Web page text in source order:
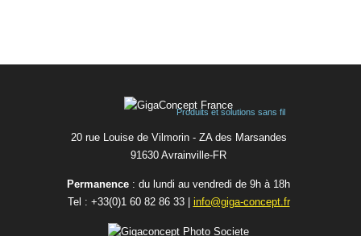
Produits et solutions sans fil
20 rue Louise de Vilmorin - ZA des Marsandes
91630 Avrainvilleㅤ-ㅤFR
Permanence : du lundi au vendredi de 9h à 18h
Tel : +33(0)1 60 82 86 33| info@giga-concept.fr